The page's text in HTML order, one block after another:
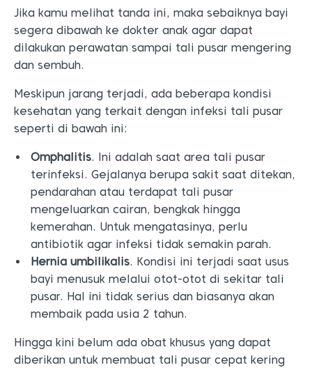
Jika kamu melihat tanda ini, maka sebaiknya bayi
segera dibawah ke dokter anak agar dapat
dilakukan perawatan sampai tali pusar mengering
dan sembuh.
Meskipun jarang terjadi, ada beberapa kondisi
kesehatan yang terkait dengan infeksi tali pusar
seperti di bawah ini:
Omphalitis. Ini adalah saat area tali pusar
terinfeksi. Gejalanya berupa sakit saat ditekan,
pendarahan atau terdapat tali pusar
mengeluarkan cairan, bengkak hingga
kemerahan. Untuk mengatasinya, perlu
antibiotik agar infeksi tidak semakin parah.
Hernia umbilikalis. Kondisi ini terjadi saat usus
bayi menusuk melalui otot-otot di sekitar tali
pusar. Hal ini tidak serius dan biasanya akan
membaik pada usia 2 tahun.
Hingga kini belum ada obat khusus yang dapat
diberikan untuk membuat tali pusar cepat kering